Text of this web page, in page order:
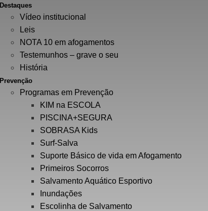
Destaques
Vídeo institucional
Leis
NOTA 10 em afogamentos
Testemunhos – grave o seu
História
Prevenção
Programas em Prevenção
KIM na ESCOLA
PISCINA+SEGURA
SOBRASA Kids
Surf-Salva
Suporte Básico de vida em Afogamento
Primeiros Socorros
Salvamento Aquático Esportivo
Inundações
Escolinha de Salvamento